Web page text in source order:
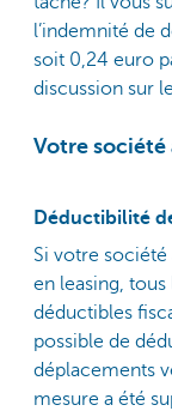
l’indemnité de
soit 0,24 euro
discussion sur
Votre
Déductibilité
Si votre
en leasing,
déductibles
possible de
déplacements
mesure a été